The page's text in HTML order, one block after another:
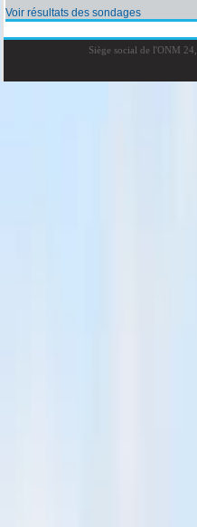
Voir résultats des sondages
Siège social de l'ONM